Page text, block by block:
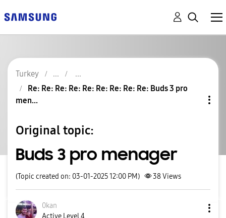
Turkey
Re: Re: Re: Re: Re: Re: Re: Re: Re: Buds 3 pro
men...
Original topic:
Buds 3 pro menager
(Topic created on: 03-01-2025 12:00 PM) 38Views
0kan
Active Level 4